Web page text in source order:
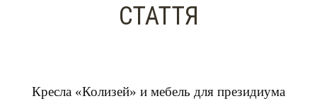
СТАТТЯ
Кресла «Колизей» и мебель для президиума